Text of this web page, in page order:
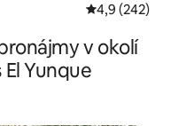
Průměrné
4,9 (242)
v okolí
Yunque